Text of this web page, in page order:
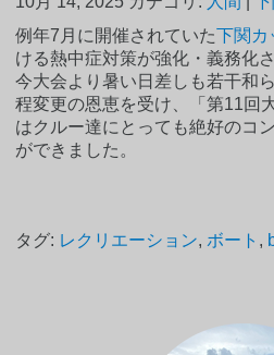
例年7月に開催されていた下関カ
ける熱中症対策が強化・義務化
今大会より暑い日差しも若干和
程変更の恩恵を受け、「第11回
はクルー達にとっても絶好のコ
ができました。
タグ: レクリエーション, ボート ,